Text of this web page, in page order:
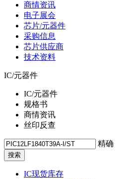
商情资讯
电子展会
芯片/元器件
采购信息
芯片供应商
技术资料
IC/元器件
IC/元器件
规格书
商情资讯
丝印反查
精确
IC现货库存